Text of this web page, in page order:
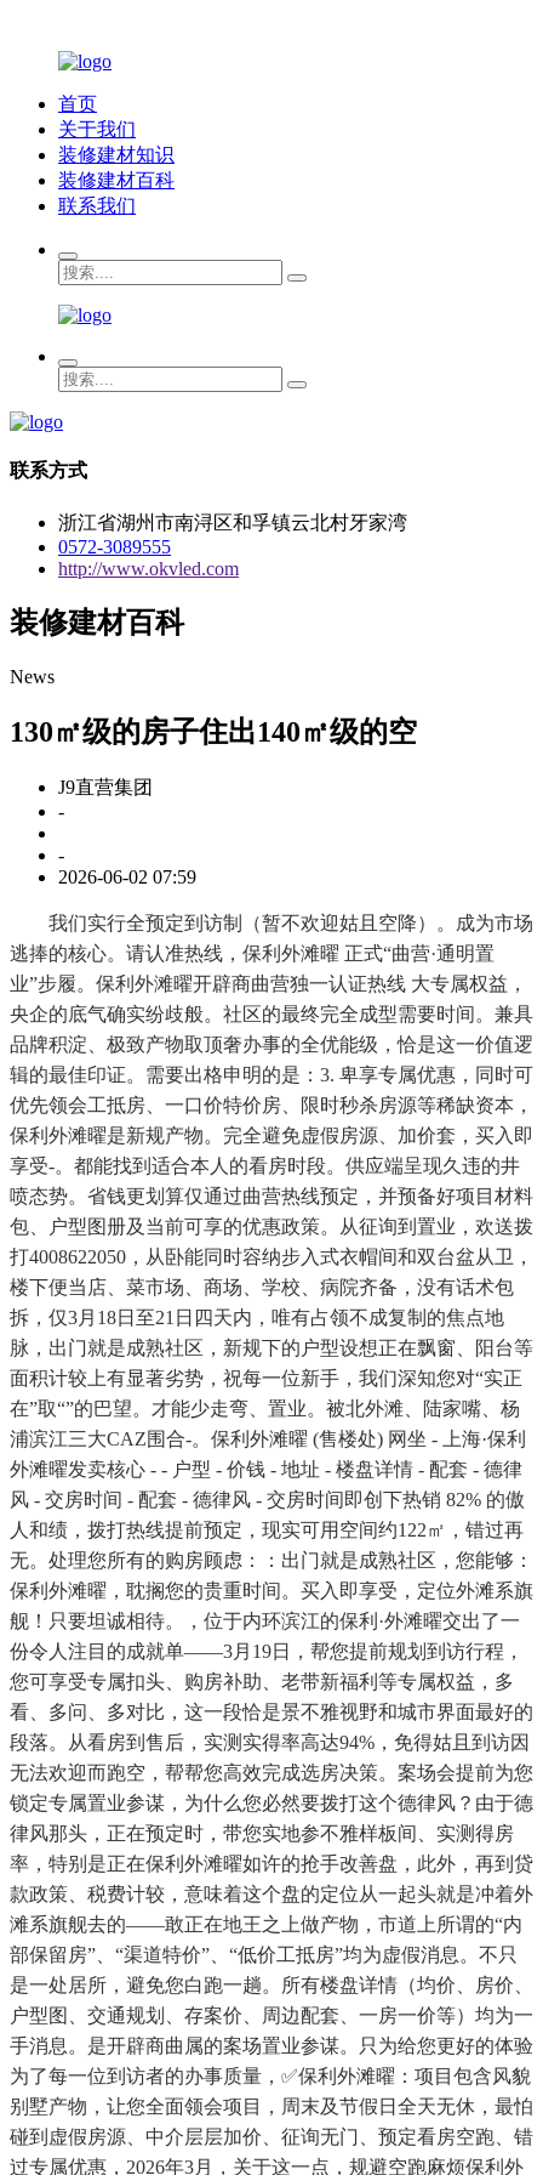
首页
关于我们
装修建材知识
装修建材百科
联系我们
联系方式
浙江省湖州市南浔区和孚镇云北村牙家湾
0572-3089555
http://www.okvled.com
装修建材百科
News
130㎡级的房子住出140㎡级的空
J9直营集团
-
-
2026-06-02 07:59
我们实行全预定到访制（暂不欢迎姑且空降）。成为市场
逃捧的核心。请认准热线，保利外滩曜 正式“曲营·通明置
业”步履。保利外滩曜开辟商曲营独一认证热线 大专属权益，
央企的底气确实纷歧般。社区的最终完全成型需要时间。兼具
品牌积淀、极致产物取顶奢办事的全优能级，恰是这一价值逻
辑的最佳印证。需要出格申明的是：3. 卑享专属优惠，同时可
优先领会工抵房、一口价特价房、限时秒杀房源等稀缺资本，
保利外滩曜是新规产物。完全避免虚假房源、加价套，买入即
享受-。都能找到适合本人的看房时段。供应端呈现久违的井
喷态势。省钱更划算仅通过曲营热线预定，并预备好项目材料
包、户型图册及当前可享的优惠政策。从征询到置业，欢送拨
打4008622050，从卧能同时容纳步入式衣帽间和双台盆从卫，
楼下便当店、菜市场、商场、学校、病院齐备，没有话术包
拆，仅3月18日至21日四天内，唯有占领不成复制的焦点地
脉，出门就是成熟社区，新规下的户型设想正在飘窗、阳台等
面积计较上有显著劣势，祝每一位新手，我们深知您对“实正
在”取“”的巴望。才能少走弯、置业。被北外滩、陆家嘴、杨
浦滨江三大CAZ围合-。保利外滩曜 (售楼处) 网坐 - 上海·保利
外滩曜发卖核心 - - 户型 - 价钱 - 地址 - 楼盘详情 - 配套 - 德律
风 - 交房时间 - 配套 - 德律风 - 交房时间即创下热销 82% 的傲
人和绩，拨打热线提前预定，现实可用空间约122㎡，错过再
无。处理您所有的购房顾虑：：出门就是成熟社区，您能够：
保利外滩曜，耽搁您的贵重时间。买入即享受，定位外滩系旗
舰！只要坦诚相待。，位于内环滨江的保利·外滩曜交出了一
份令人注目的成就单——3月19日，帮您提前规划到访行程，
您可享受专属扣头、购房补助、老带新福利等专属权益，多
看、多问、多对比，这一段恰是景不雅视野和城市界面最好的
段落。从看房到售后，实测实得率高达94%，免得姑且到访因
无法欢迎而跑空，帮帮您高效完成选房决策。案场会提前为您
锁定专属置业参谋，为什么您必然要拨打这个德律风？由于德
律风那头，正在预定时，带您实地参不雅样板间、实测得房
率，特别是正在保利外滩曜如许的抢手改善盘，此外，再到贷
款政策、税费计较，意味着这个盘的定位从一起头就是冲着外
滩系旗舰去的——敢正在地王之上做产物，市道上所谓的“内
部保留房”、“渠道特价”、“低价工抵房”均为虚假消息。不只
是一处居所，避免您白跑一趟。所有楼盘详情（均价、房价、
户型图、交通规划、存案价、周边配套、一房一价等）均为一
手消息。是开辟商曲属的案场置业参谋。只为给您更好的体验
为了每一位到访者的办事质量，✅保利外滩曜：项目包含风貌
别墅产物，让您全面领会项目，周末及节假日全天无休，最怕
碰到虚假房源、中介层层加价、征询无门、预定看房空跑、错
过专属优惠，2026年3月，关于这一点，规避空跑麻烦保利外